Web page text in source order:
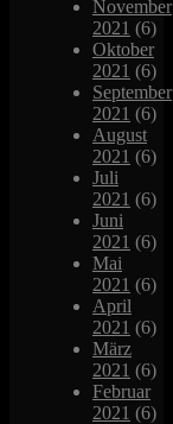
November
2021 (6)
Oktober
2021 (6)
September
2021 (6)
August
2021 (6)
Juli
2021 (6)
Juni
2021 (6)
Mai
2021 (6)
April
2021 (6)
März
2021 (6)
Februar
2021 (6)